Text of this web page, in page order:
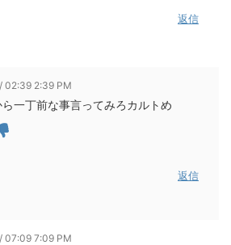
返信
02:39 2:39 PM
一丁前な事言ってみろカルトめ
返信
07:09 7:09 PM